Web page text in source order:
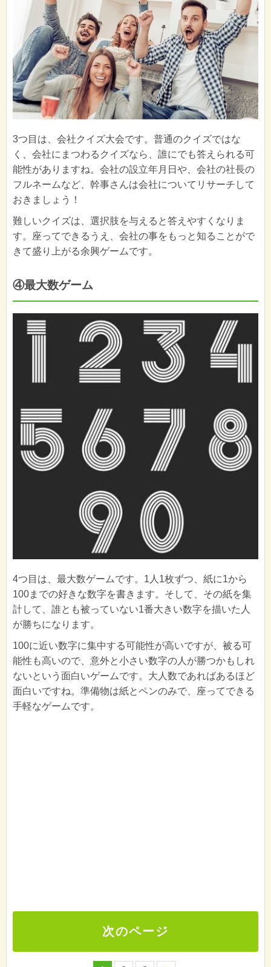
3つ目は、会社クイズ大会です。普通のクイズではな
く、会社にまつわるクイズなら、誰にでも答えられる可
能性がありますね。会社の設立年月日や、会社の社長の
フルネームなど、幹事さんは会社についてリサーチして
おきましょう！
難しいクイズは、選択肢を与えると答えやすくなりま
す。座ってできるうえ、会社の事をもっと知ることがで
きて盛り上がる余興ゲームです。
④最大数ゲーム
4つ目は、最大数ゲームです。1人1枚ずつ、紙に1から
100までの好きな数字を書きます。そして、その紙を集
計して、誰とも被っていない1番大きい数字を描いた人
が勝ちになります。
100に近い数字に集中する可能性が高いですが、被る可
能性も高いので、意外と小さい数字の人が勝つかもしれ
ないという面白いゲームです。大人数であればあるほど
面白いですね。準備物は紙とペンのみで、座ってできる
手軽なゲームです。
次のページ